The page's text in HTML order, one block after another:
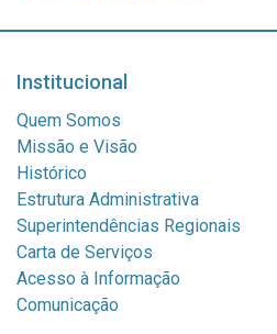
Institucional
Quem Somos
Missão e Visão
Histórico
Estrutura Administrativa
Superintendências Regionais
Carta de Serviços
Acesso à Informação
Comunicação